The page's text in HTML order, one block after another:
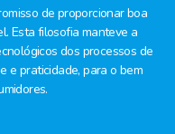
de proporcionar boa
Esta filosofia manteve a
dos processos de
e praticidade, para o bem